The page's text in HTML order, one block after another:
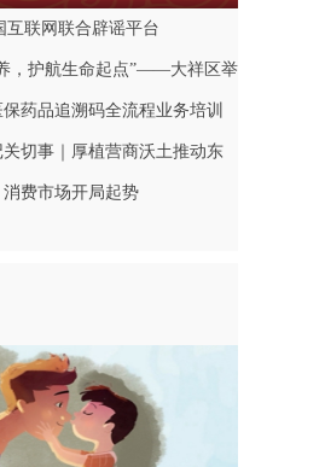
互联网联合辟谣平台
养，护航生命起点”——大祥区举
教育讲座
保药品追溯码全流程业务培训
全防线
关切事｜厚植营商沃土推动东
消费市场开局起势